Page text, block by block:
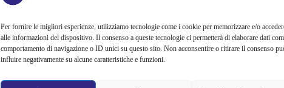
Per fornire le migliori esperienze, utilizziamo tecnologie come i cookie per memorizzare e/o
alle informazioni del dispositivo. Il consenso a queste tecnologie ci permetterà di elaborare dati
comportamento di navigazione o ID unici su questo sito. Non acconsentire o ritirare il consenso
influire negativamente su alcune caratteristiche e funzioni.